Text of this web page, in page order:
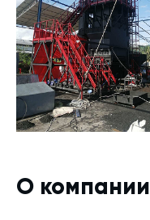
О компании